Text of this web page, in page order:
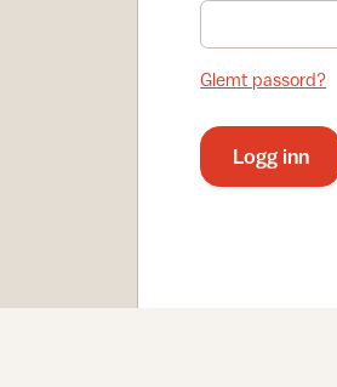
Glemt passord?
Logg inn